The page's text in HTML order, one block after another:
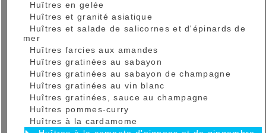
Huîtres en gelée
Huîtres et granité asiatique
Huîtres et salade de salicornes et d'épinards de
mer
Huîtres farcies aux amandes
Huîtres gratinées au sabayon
Huîtres gratinées au sabayon de champagne
Huîtres gratinées au vin blanc
Huîtres gratinées, sauce au champagne
Huîtres pommes-curry
Huîtres à la cardamome